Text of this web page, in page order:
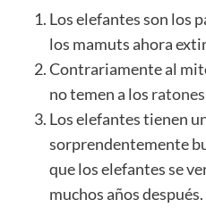
Los elefantes son los
los mamuts ahora
Contrariamente al
no temen a los ratones
Los elefantes tienen
sorprendentemente
que los elefantes se
muchos años